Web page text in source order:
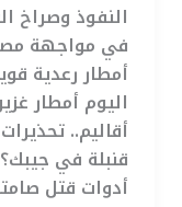
النفوذ وصراخ
في مواجهة
أمطار رعدية
اليوم أمطار
أقاليم..
قنبلة في
أدوات قتل